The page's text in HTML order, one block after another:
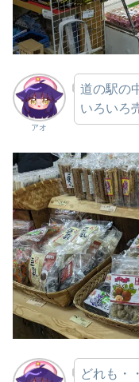
アオ
道の駅の
いろいろ
どれも・